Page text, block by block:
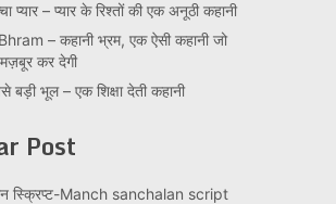
प्यार – प्यार के रिश्तों की एक अनूठी कहानी
– कहानी भ्रम, एक ऐसी कहानी जो
कर देगी
बड़ी भूल – एक शिक्षा देती कहानी
Post
स्क्रिप्ट-Manch sanchalan script